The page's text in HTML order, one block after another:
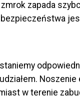
zapada
w terenie